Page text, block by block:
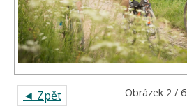
◄ Zpět Obrázek 2 / 6